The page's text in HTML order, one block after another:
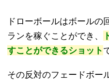
ドローボールはボールの
ランを稼ぐことができ、
すことができるショット
その反対のフェードボー